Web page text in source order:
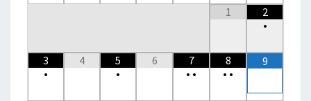
1
2
•
3
•
4
5
•
6
7
• •
8
• •
9